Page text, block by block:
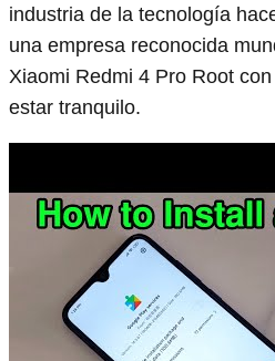
industria de la tecnología
una empresa reconocida
Xiaomi Redmi 4 Pro Root
estar tranquilo.